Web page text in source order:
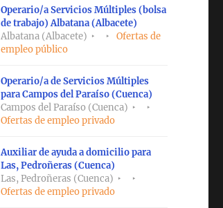
Operario/a Servicios Múltiples (bolsa
de trabajo) Albatana (Albacete)
Albatana (Albacete)
Ofertas de
empleo público
Operario/a de Servicios Múltiples
para Campos del Paraíso (Cuenca)
Campos del Paraíso (Cuenca)
Ofertas de empleo privado
Auxiliar de ayuda a domicilio para
Las, Pedroñeras (Cuenca)
Las, Pedroñeras (Cuenca)
Ofertas de empleo privado